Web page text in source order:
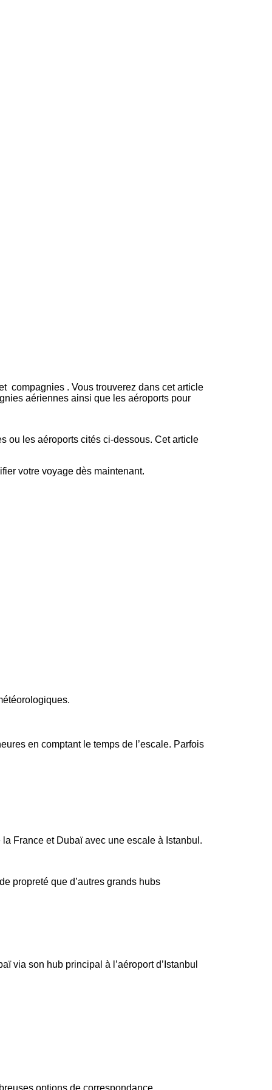
compagnies . Vous trouverez dans cet article
aériennes ainsi que les aéroports pour
ou les aéroports cités ci-dessous. Cet article
votre voyage dès maintenant.
en comptant le temps de l’escale. Parfois
France et Dubaï avec une escale à Istanbul.
propreté que d’autres grands hubs
via son hub principal à l’aéroport d’Istanbul